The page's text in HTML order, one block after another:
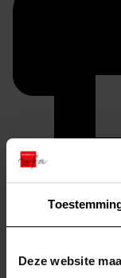
Deze website
duurzaam